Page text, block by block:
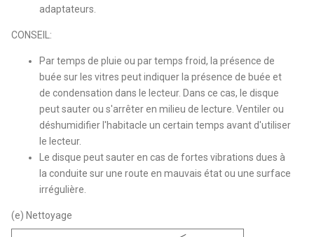
adaptateurs.
CONSEIL:
Par temps de pluie ou par temps froid, la présence de
buée sur les vitres peut indiquer la présence de buée et
de condensation dans le lecteur. Dans ce cas, le disque
peut sauter ou s'arrêter en milieu de lecture. Ventiler ou
déshumidifier l'habitacle un certain temps avant d'utiliser
le lecteur.
Le disque peut sauter en cas de fortes vibrations dues à
la conduite sur une route en mauvais état ou une surface
irrégulière.
(e) Nettoyage